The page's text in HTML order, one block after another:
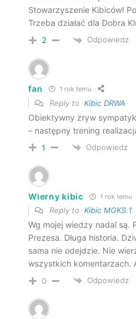
Stowarzyszenie Kibiców!
Trzeba działać dla Dobra
2 Odpowiedz
fan 1 rok temu
Reply toKibic DRWA
Obiektywny zryw
– następny trening
1 Odpowiedz
Wierny kibic 1 rok temu
Reply toKibic MGKS 1
Wg mojej wiedzy nadal są.
Prezesa. Długa historia.
sama nie odejdzie. Nie
wszystkich komentarzach.
0 Odpowiedz